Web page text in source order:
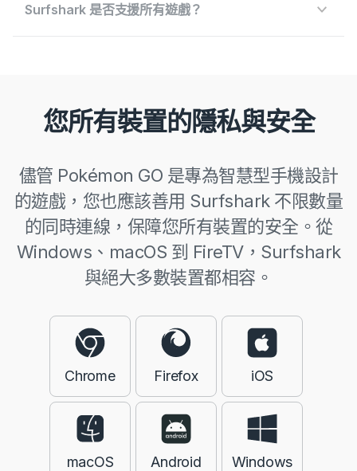
Surfshark 是否支援所有遊戲？
您所有裝置的隱私與安全
儘管 Pokémon GO 是專為智慧型手機設計
的遊戲，您也應該善用 Surfshark 不限數量
的同時連線，保障您所有裝置的安全。從
Windows、macOS 到 FireTV，Surfshark
與絕大多數裝置都相容。
Chrome Firefox iOS
macOS Android Windows